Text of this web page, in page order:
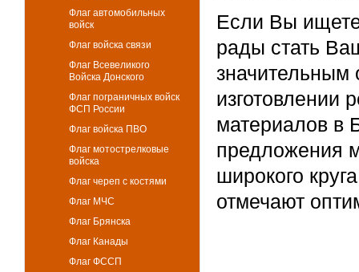
Флаг автомобильных
войск
Флаг войска связи
Флаг Всевеликого
Войска Донского
Флаг пограничных войск
ФСП России
Флаг войска ПВО
Флаг мотострелковые
войска
Флаг череп с костями
Флаг МЧС
Флаг Брянска
Флаг Канады
Флаг ФССП
Если Вы
рады стать
материалов в
предложения
широкого
отмечают